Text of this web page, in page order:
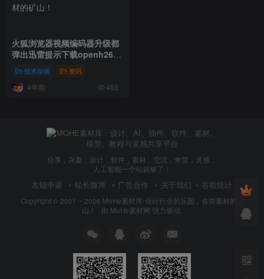
火狐浏览器视频编码器升级都
弹出迅雷提示下载openh264
解决方法
技术杂谈 资讯
4年前 465
分享，兴趣，设计，软件，素材，交流，奇货，灵感，
人工智能一个站就够了！
友链申请 站长微博 广告合作 关于我们 谷歌统计
Copyright © 2021 ~ 2026 MoHe素材库-设计行业的乐园，各类素材的矿
山！ · 由 MoHe素材网 强力驱动.